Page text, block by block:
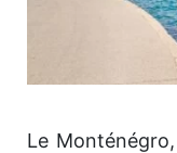
Le